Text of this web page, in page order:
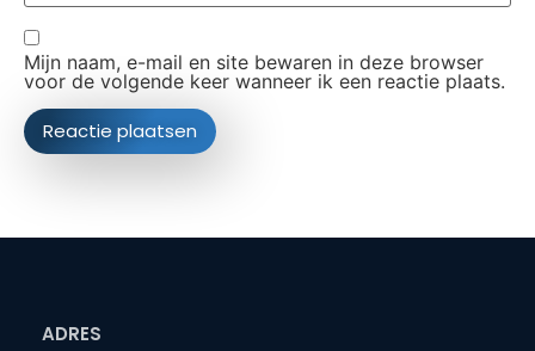
Mijn naam, e-mail en site bewaren in deze browser
voor de volgende keer wanneer ik een reactie plaats.
ADRES